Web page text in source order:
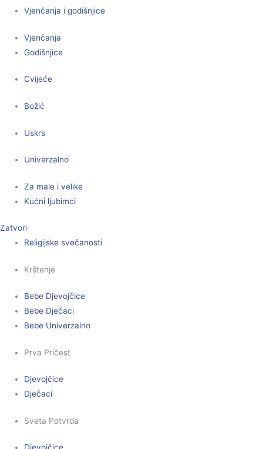
Vjenčanja i godišnjice
Vjenčanja
Godišnjice
Cvijeće
Božić
Uskrs
Univerzalno
Za male i velike
Kućni ljubimci
Zatvori
Religijske svečanosti
Krštenje
Bebe Djevojčice
Bebe Dječaci
Bebe Univerzalno
Prva Pričest
Djevojčice
Dječaci
Sveta Potvrda